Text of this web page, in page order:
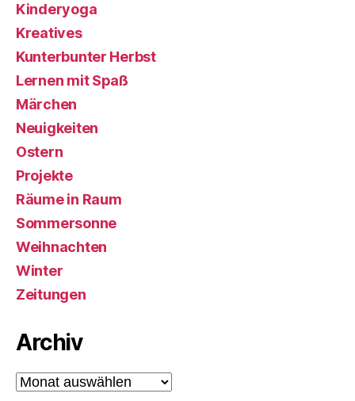
Kinderyoga
Kreatives
Kunterbunter Herbst
Lernen mit Spaß
Märchen
Neuigkeiten
Ostern
Projekte
Räume in Raum
Sommersonne
Weihnachten
Winter
Zeitungen
Archiv
Archiv